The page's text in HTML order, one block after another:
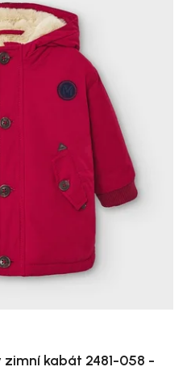
zimní kabát 2481-058 -